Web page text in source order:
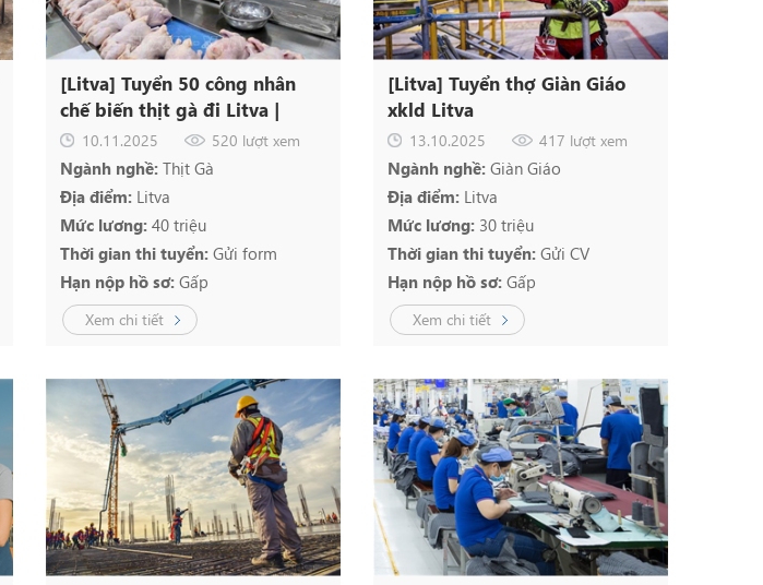
[Litva] Tuyển 50 công nhân
chế biến thịt gà đi Litva |
Lương cao, hỗ trợ visa & ăn ở
10.11.2025 520 lượt xem
Ngành nghề: Thịt Gà
Địa điểm: Litva
Mức lương: 40 triệu
Thời gian thi tuyển: Gửi form
Hạn nộp hồ sơ: Gấp
Xem chi tiết
[Litva] Tuyển thợ Giàn Giáo
xkld Litva
13.10.2025 417 lượt xem
Ngành nghề: Giàn Giáo
Địa điểm: Litva
Mức lương: 30 triệu
Thời gian thi tuyển: Gửi CV
Hạn nộp hồ sơ: Gấp
Xem chi tiết